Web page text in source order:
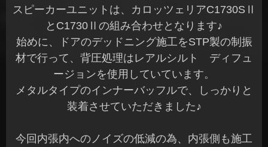
スピーカーユニットは、カロッツェリアC1730SⅡ
とC1730Ⅱの組み合わせとなります♪
始めに、ドアのデッドニング施工をSTP製の制振
材で行って、背圧処理はレアルシルト ディフュ
ージョンを使用していています。
メタルタイプのインナーバッフルで、しっかりと
装着させていただきました♪
今回内張内へのノイズの低減の為、内張側も施工